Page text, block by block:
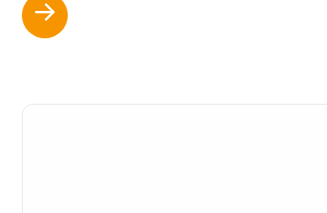
Scopri di più